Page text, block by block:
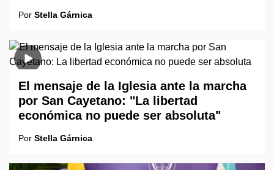
Por Stella Gárnica
El mensaje de la Iglesia ante la marcha
por San Cayetano: "La libertad
económica no puede ser absoluta"
Por Stella Gárnica